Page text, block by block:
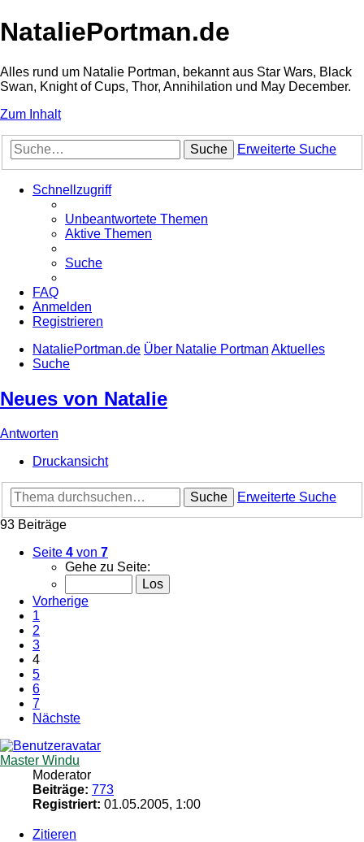
NataliePortman.de
Alles rund um Natalie Portman, bekannt aus Star Wars, Black
Swan, Knight of Cups, Thor, Annihilation und May December.
Zum Inhalt
Suche Erweiterte Suche
Schnellzugriff
Unbeantwortete Themen
Aktive Themen
Suche
FAQ
Anmelden
Registrieren
NataliePortman.de Über Natalie Portman Aktuelles
Suche
Neues von Natalie
Antworten
Druckansicht
Suche
Erweiterte Suche
93 Beiträge
Seite 4 von 7
Gehe zu Seite:
Vorherige
1
2
3
4
5
6
7
Nächste
Master Windu
Moderator
Beiträge: 773
Registriert: 01.05.2005, 1:00
Zitieren